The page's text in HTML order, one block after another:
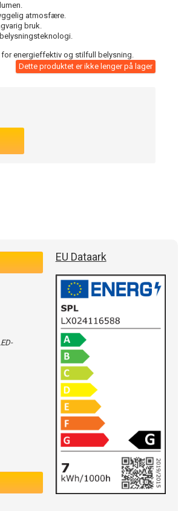
atmosfære.
bruk.
energieffektiv og stilfull belysning.
Dette produktet er ikke lenger på lager
EU Dataark